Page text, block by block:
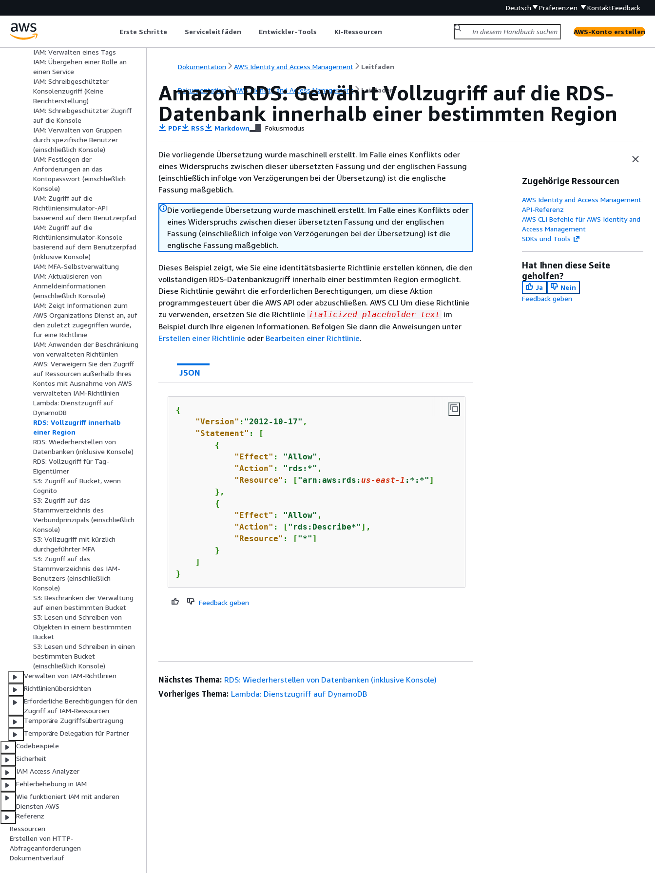
Deutsch Präferenzen KontaktFeedback
Erste Schritte Serviceleitfäden Entwickler-Tools KI-Ressourcen AWS-Konto erstellen
IAM: Verwalten der
Gruppenmitgliedschaft
IAM: Verwalten eines Tags
IAM: Übergehen einer Rolle an
einen Service
IAM: Schreibgeschützter
Konsolenzugriff (Keine
Berichterstellung)
IAM: Schreibgeschützter Zugriff
auf die Konsole
IAM: Verwalten von Gruppen
durch spezifische Benutzer
(einschließlich Konsole)
IAM: Festlegen der
Anforderungen an das
Kontopasswort (einschließlich
Konsole)
IAM: Zugriff auf die
Richtliniensimulator-API
basierend auf dem Benutzerpfad
IAM: Zugriff auf die
Richtliniensimulator-Konsole
basierend auf dem Benutzerpfad
(inklusive Konsole)
IAM: MFA-Selbstverwaltung
IAM: Aktualisieren von
Anmeldeinformationen
(einschließlich Konsole)
IAM: Zeigt Informationen zum
AWS Organizations Dienst an, auf
den zuletzt zugegriffen wurde,
für eine Richtlinie
IAM: Anwenden der Beschränkung
von verwalteten Richtlinien
AWS: Verweigern Sie den Zugriff
auf Ressourcen außerhalb Ihres
Kontos mit Ausnahme von AWS
verwalteten IAM-Richtlinien
Lambda: Dienstzugriff auf
DynamoDB
RDS: Vollzugriff innerhalb
einer Region
RDS: Wiederherstellen von
Datenbanken (inklusive Konsole)
RDS: Vollzugriff für Tag-
Eigentümer
S3: Zugriff auf Bucket, wenn
Cognito
S3: Zugriff auf das
Stammverzeichnis des
Verbundprinzipals (einschließlich
Konsole)
S3: Vollzugriff mit kürzlich
durchgeführter MFA
S3: Zugriff auf das
Stammverzeichnis des IAM-
Benutzers (einschließlich
Konsole)
S3: Beschränken der Verwaltung
auf einen bestimmten Bucket
S3: Lesen und Schreiben von
Objekten in einem bestimmten
Bucket
S3: Lesen und Schreiben in einen
bestimmten Bucket
(einschließlich Konsole)
Verwalten von IAM-Richtlinien
Richtlinienübersichten
Erforderliche Berechtigungen für den
Zugriff auf IAM-Ressourcen
Temporäre Zugriffsübertragung
Temporäre Delegation für Partner
Codebeispiele
Sicherheit
IAM Access Analyzer
Fehlerbehebung in IAM
Wie funktioniert IAM mit anderen
Diensten AWS
Referenz
Ressourcen
Erstellen von HTTP-
Abfrageanforderungen
Dokumentverlauf
Dokumentation AWS Identity and Access Management Leitfaden
Dokumentation AWS Identity and Access Management Leitfaden
Amazon RDS: Gewährt Vollzugriff auf die RDS-
Datenbank innerhalb einer bestimmten Region
PDF RSS Markdown Fokusmodus
Die vorliegende Übersetzung wurde maschinell erstellt. Im Falle eines Konflikts oder
eines Widerspruchs zwischen dieser übersetzten Fassung und der englischen Fassung
(einschließlich infolge von Verzögerungen bei der Übersetzung) ist die englische
Fassung maßgeblich.
Die vorliegende Übersetzung wurde maschinell erstellt. Im Falle eines Konflikts oder
eines Widerspruchs zwischen dieser übersetzten Fassung und der englischen
Fassung (einschließlich infolge von Verzögerungen bei der Übersetzung) ist die
englische Fassung maßgeblich.
Dieses Beispiel zeigt, wie Sie eine identitätsbasierte Richtlinie erstellen können, die den
vollständigen RDS-Datenbankzugriff innerhalb einer bestimmten Region ermöglicht.
Diese Richtlinie gewährt die erforderlichen Berechtigungen, um diese Aktion
programmgesteuert über die AWS API oder abzuschließen. AWS CLI Um diese Richtlinie
zu verwenden, ersetzen Sie die Richtlinie italicized placeholder text im
Beispiel durch Ihre eigenen Informationen. Befolgen Sie dann die Anweisungen unter
Erstellen einer Richtlinie oder Bearbeiten einer Richtlinie.
JSON
{
"Version" : "2012-10-17" ,
"Statement" : [
{
"Effect" : "Allow" ,
"Action" : "rds:*" ,
"Resource" : ["arn:aws:rds:us-east-1 :*:*" ]
        },
{
"Effect" : "Allow" ,
"Action" : ["rds:Describe*" ],
"Resource" : ["*" ]
        }
    ]
}
Feedback geben
Zugehörige Ressourcen
AWS Identity and Access Management
API-Referenz
AWS CLI Befehle für AWS Identity and
Access Management
SDKs und Tools
Hat Ihnen diese Seite
geholfen?
Ja
Nein
Feedback geben
Nächstes Thema: RDS: Wiederherstellen von Datenbanken (inklusive Konsole)
Vorheriges Thema: Lambda: Dienstzugriff auf DynamoDB